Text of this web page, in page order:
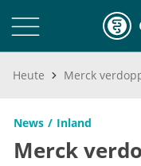
Heute Merck
News Inland
Merck